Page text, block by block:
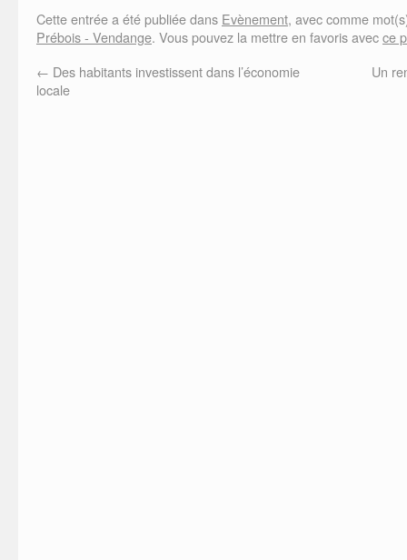
Cette entrée a été publiée dans Evènement, avec comme
Prébois - Vendange. Vous pouvez la mettre en favoris avecce
← Des habitants investissent dans l’économie
locale
Un